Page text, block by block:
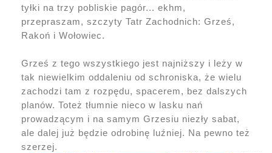
tyłki na trzy pobliskie pagór... ekhm,
przepraszam, szczyty Tatr Zachodnich: Grześ,
Rakoń i Wołowiec.
Grześ z tego wszystkiego jest najniższy i leży w
tak niewielkim oddaleniu od schroniska, że wielu
zachodzi tam z rozpędu, spacerem, bez dalszych
planów. Toteż tłumnie nieco w lasku nań
prowadzącym i na samym Grzesiu niezły sabat,
ale dalej już będzie odrobinę luźniej. Na pewno też
szerzej.